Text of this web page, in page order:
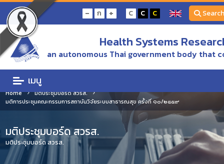
- ก + C C C Search
Health Systems
an autonomous Thai government body that
เมนู
Home
มติประชุมบอร์ด สวรส.
มติการประชุมคณะกรรมการสถาบันวิจัยระบบสาธารณสุข ครั้งที่ ๑๐/๒๕๕๙
มติประชุมบอร์ด สวรส.
มติประชุมบอร์ด สวรส.